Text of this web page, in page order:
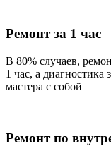
Ремонт за 1 час
В 80% случаев,
1 час, а диагностика
мастера с собой
Ремонт по